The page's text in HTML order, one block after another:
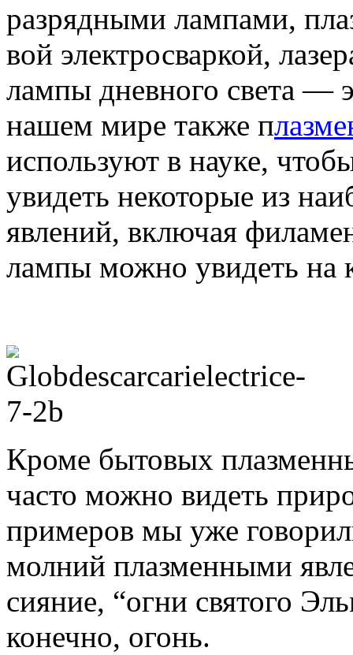
раз­ряд­ными лам­пами,
вой элек­тро­свар­кой,
лампы днев­ного света —
нашем мире также п
используют в науке,
увидеть некоторые из
явлений, включая
лампы можно увидеть на
Кроме бытовых
часто можно видеть
примеров мы уже
молний плазменными
сия­ние, “огни свя­того
конечно, огонь.